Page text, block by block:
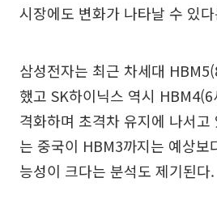
시장에도 변화가 나타날 수 있
삼성전자는 최근 차세대
했고 SK하이닉스 역시
격화하며 초격차 유지에 나서고
는 중국이 HBM3까지는 예상보
능성이 크다는 분석도 제기된다.